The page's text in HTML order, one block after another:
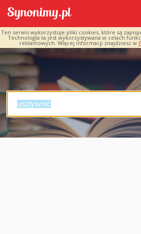
Ten serwis wykorzystuje pliki cookies, które są
Technologia ta jest wykorzystywana w celach
reklamowych. Więcej informacji znajdziesz w